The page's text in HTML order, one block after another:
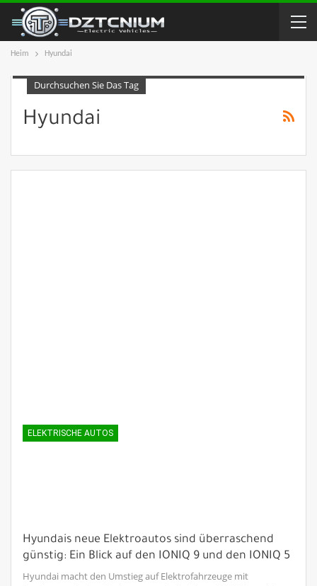
Heim Hyundai
Durchsuchen Sie Das Tag
Hyundai
ELEKTRISCHE AUTOS
Hyundais neue Elektroautos sind überraschend
günstig: Ein Blick auf den IONIQ 9 und den IONIQ 5
Hyundai macht den Umstieg auf Elektrofahrzeuge mit